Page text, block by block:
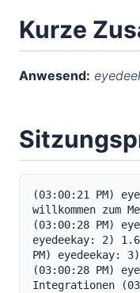
Kurze
Anwesend:
(03:00:21 PM)
willkommen zum
(03:00:28 PM)
eyedeekay: 2)
PM) eyedeekay:
(03:00:28 PM)
Integrationen